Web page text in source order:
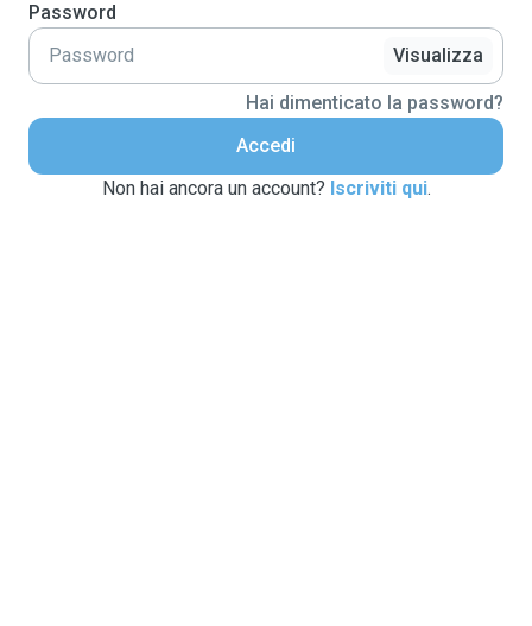
Password
Visualizza
Hai dimenticato la password?
Accedi
Non hai ancora un account? Iscriviti qui.